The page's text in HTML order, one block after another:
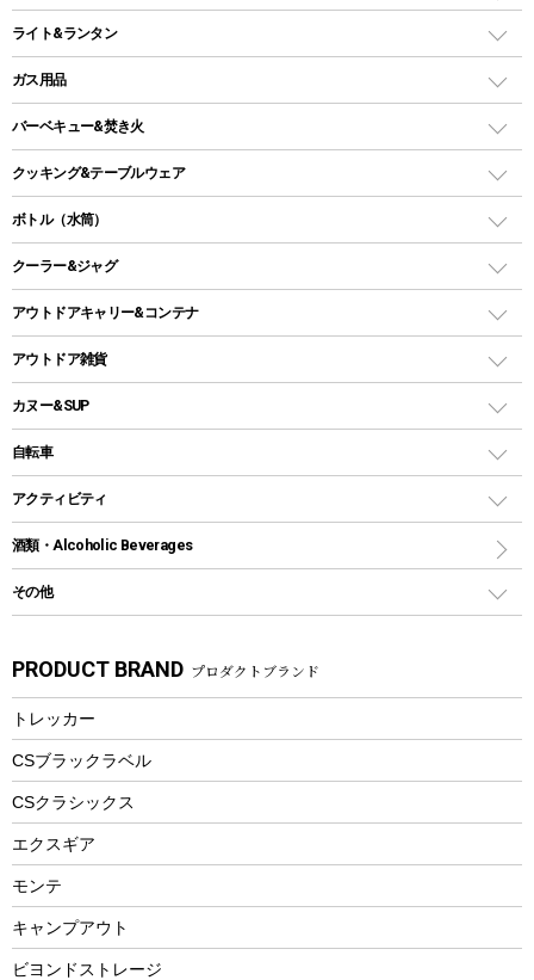
ソロテント
ロッジ型・オリジナルテント
タープ
スクエアタープ（レクタタープ）
メッシュタープ
自立式タープ
パラソル
テントアクセサリー
ペグ
ポール
グランドシート
ツール
インフレータブルマット
レジャーシート
ライト&ランタン
LEDランタン
ガスランタン
オイルランタン
LEDライト
ヘッドライト
キャンドル
ガス用品
ガスバーナー
ガス缶
ガストーチ、ライター
バーベキュー&焚き火
バーベキューコンロ、グリル
焚き火台タイプ（ロースタイル）グリル
卓上タイプグリル
パーティータイプグリル
ソロキャンプ用グリル
鉄板、アミ
焚き火台&ストーブ
火起こし
バーベキューツール
クッキング&テーブルウェア
ダッチオーブン
ホットサンドメーカー
クッカーセット
シェラカップ
クッキングツール
ナイフ
カトラリー
マグカップ、カップ
ステンレスボトル
フードボトル
トレー
ランチョンマット
ランチボックス
ボトル（水筒）
ステンレスボトル
コップ付きタイプ
ワンタッチタイプ
プラスチックボトル
ディズニーボトル
クーラー&ジャグ
クーラーボックス
クーラーバッグ
ウォータージャグ
保冷剤
アウトドアキャリー&コンテナ
アウトドアキャリー
アウトドア雑貨
バックパック&バッグ
リュック、バックパック
トートバッグ、サコッシュ
ショッピングキャリー
その他アウトドア雑貨
スプレー関係
ツール、他
カヌー&SUP
インフレータブル
カヤック
パドル
ヘルメット
エアーポンプ
アクセサリー
自転車
折りたたみ自転車
スポーツサイクル
シティサイクル
自転車ウェア
アクティビティ
マリン
ラッシュガード
パラソル
フローティングベスト
エアーポンプ
ビーチテント
ウィンター
スノーシュー
防寒ウェア
酒類・Alcoholic Beverages
その他
湯たんぽ
防災用品
PRODUCT BRAND プロダクトブランド
トレッカー
CSブラックラベル
CSクラシックス
エクスギア
モンテ
キャンプアウト
ビヨンドストレージ